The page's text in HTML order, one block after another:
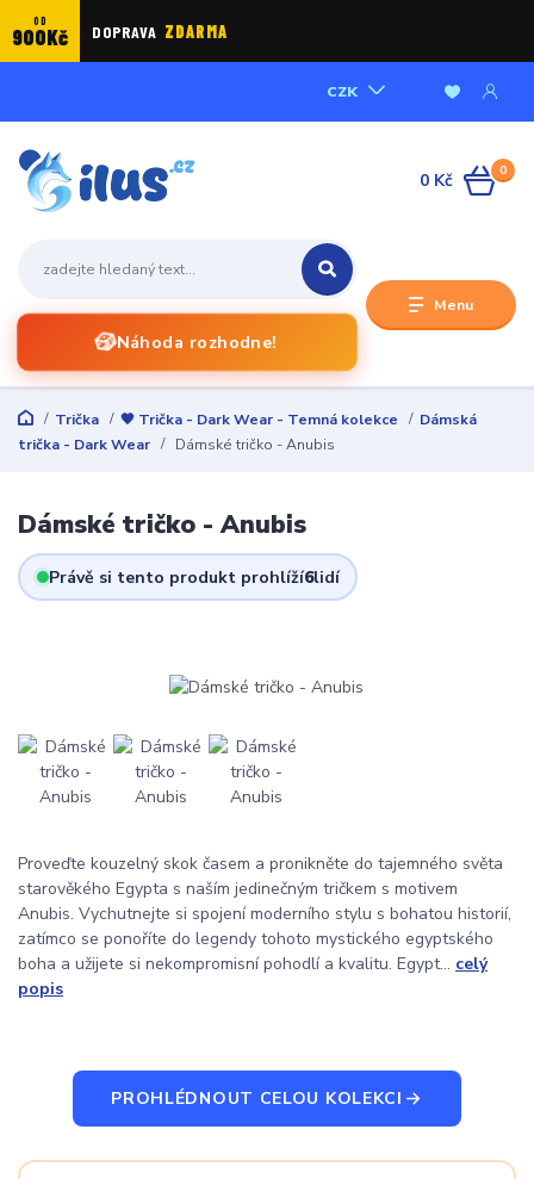
OD
900Kč DOPRAVA ZDARMA
Menu
CZK
🎲Náhoda rozhodne!
0
0 Kč
Trička 🖤 Trička - Dark Wear - Temná kolekce
Dámská
trička - Dark Wear
Dámské tričko - Anubis
Dámské tričko - Anubis
Právě si tento produkt prohlíží6lidí
Proveďte kouzelný skok časem a pronikněte do tajemného světa
starověkého Egypta s naším jedinečným tričkem s motivem
Anubis. Vychutnejte si spojení moderního stylu s bohatou historií,
zatímco se ponoříte do legendy tohoto mystického egyptského
boha a užijete si nekompromisní pohodlí a kvalitu. Egypt... celý
popis
PROHLÉDNOUT CELOU KOLEKCI